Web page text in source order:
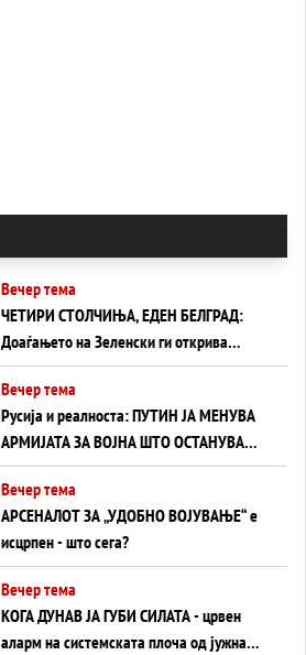
Вечер тема
ЧЕТИРИ СТОЛЧИЊА, ЕДЕН БЕЛГРАД:
Доаѓањето на Зеленски ги открива
тајните на политиката на балансирање
на Вучиќ
Вечер тема
Русија и реалноста: ПУТИН ЈА МЕНУВА
АРМИЈАТА ЗА ВОЈНА ШТО ОСТАНУВА
БЕЗ ФРОНТ
Вечер тема
АРСЕНАЛОТ ЗА „УДОБНО ВОЈУВАЊЕ“ е
исцрпен - што сега?
Вечер тема
КОГА ДУНАВ ЈА ГУБИ СИЛАТА - црвен
аларм на системската плоча од јужна